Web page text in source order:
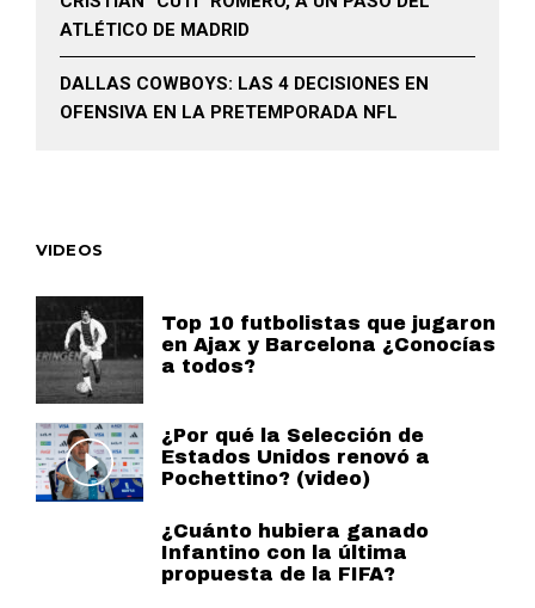
ATLÉTICO DE MADRID
DALLAS COWBOYS: LAS 4 DECISIONES EN
OFENSIVA EN LA PRETEMPORADA NFL
VIDEOS
Top 10 futbolistas que jugaron
en Ajax y Barcelona ¿Conocías
a todos?
¿Por qué la Selección de
Estados Unidos renovó a
Pochettino? (video)
¿Cuánto hubiera ganado
Infantino con la última
propuesta de la FIFA?